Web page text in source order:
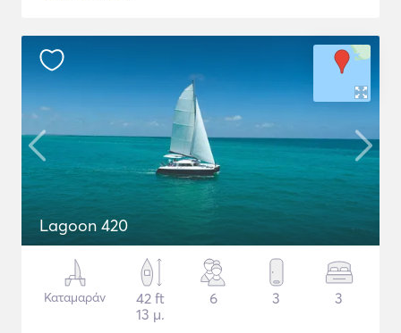
Lagoon 420
Καταμαράν
42 ft
13 μ.
6 3 3